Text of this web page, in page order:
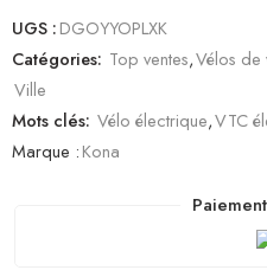
UGS :DGOYYOPLXK
Catégories: Top ventes,Vélos de
Ville
Mots clés: Vélo électrique,VTC
Marque :Kona